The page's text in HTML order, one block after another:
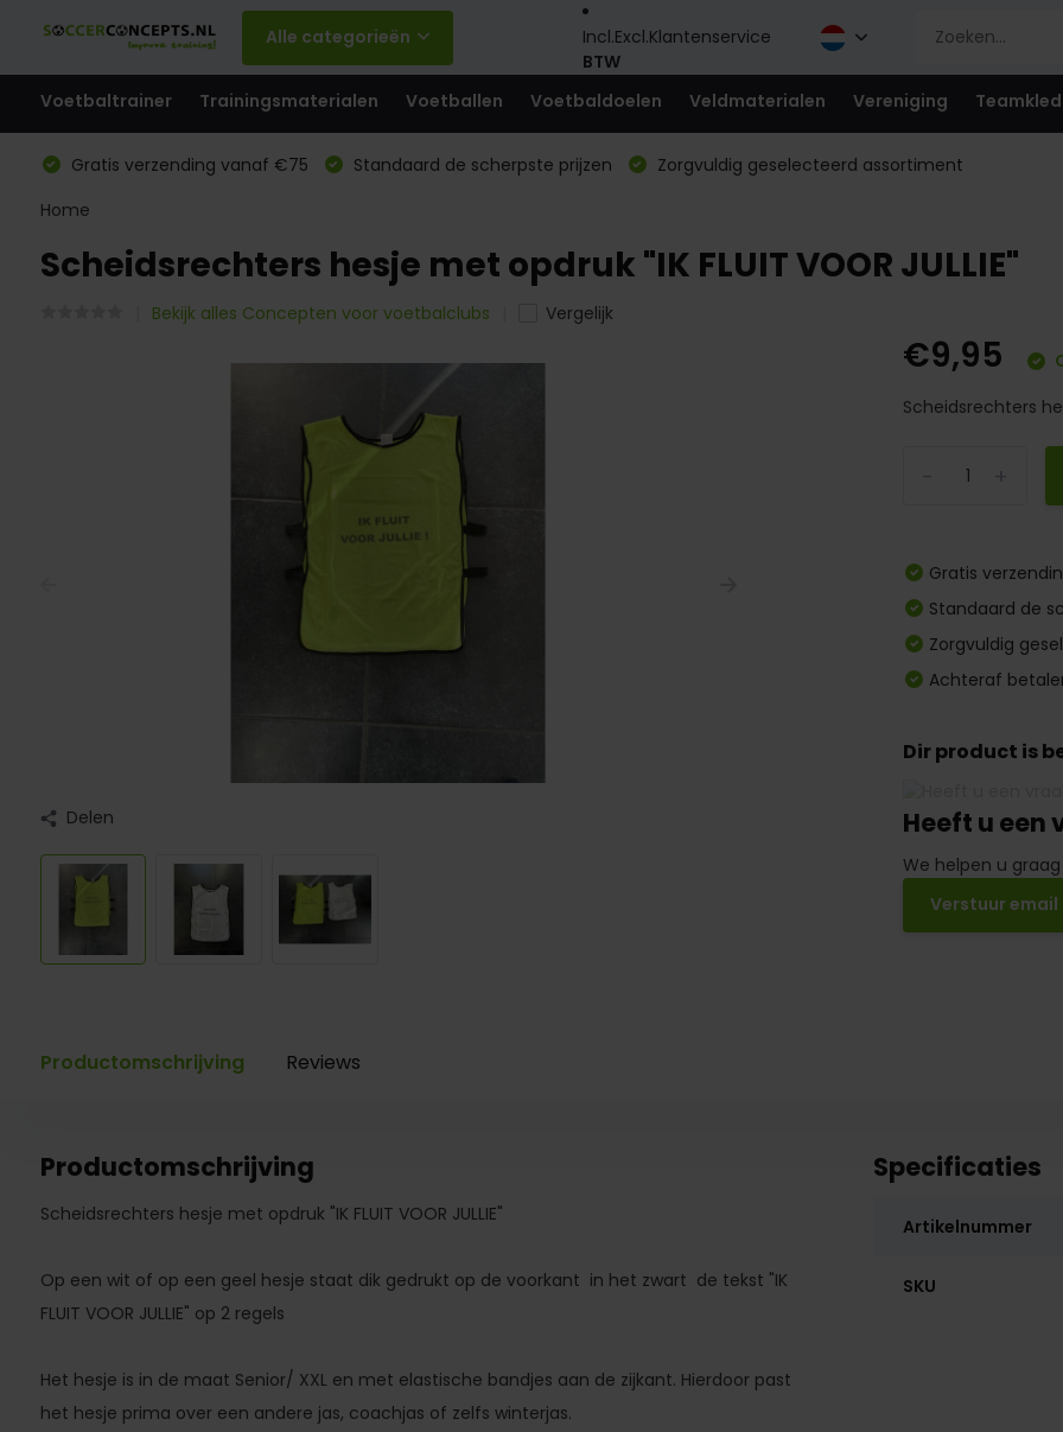
Alle categorieën Incl.Excl.
BTW
Klantenservice
Voetbaltrainer Trainingsmaterialen Voetballen Voetbaldoelen Veldmaterialen Vereniging
Gratis verzending vanaf €75 Standaard de scherpste prijzen
Zorgvuldig geselecteerd assortiment
Home
Scheidsrechters hesje met opdruk "IK FLUIT VOOR JULLIE"
Bekijk alles Concepten voor voetbalclubs Vergelijk
Delen
€9,95
Scheidsrechters
Gratis
Standaard de
Zorgvuldig
Achteraf
Dir product is
Heeft u een
We helpen u
Verstuur email
Productomschrijving Reviews
Productomschrijving
Scheidsrechters hesje met opdruk "IK FLUIT VOOR JULLIE"
Op een wit of op een geel hesje staat dik gedrukt op de voorkant in het zwart de tekst "IK
FLUIT VOOR JULLIE" op 2 regels
Het hesje is in de maat Senior/ XXL en met elastische bandjes aan de zijkant. Hierdoor past
het hesje prima over een andere jas, coachjas of zelfs winterjas.
Specificaties
Artikelnummer
SKU